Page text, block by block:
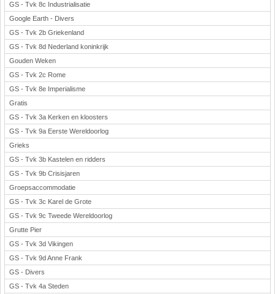
GS - Tvk 8c Industrialisatie
Google Earth - Divers
GS - Tvk 2b Griekenland
GS - Tvk 8d Nederland koninkrijk
Gouden Weken
GS - Tvk 2c Rome
GS - Tvk 8e Imperialisme
Gratis
GS - Tvk 3a Kerken en kloosters
GS - Tvk 9a Eerste Wereldoorlog
Grieks
GS - Tvk 3b Kastelen en ridders
GS - Tvk 9b Crisisjaren
Groepsaccommodatie
GS - Tvk 3c Karel de Grote
GS - Tvk 9c Tweede Wereldoorlog
Grutte Pier
GS - Tvk 3d Vikingen
GS - Tvk 9d Anne Frank
GS - Divers
GS - Tvk 4a Steden